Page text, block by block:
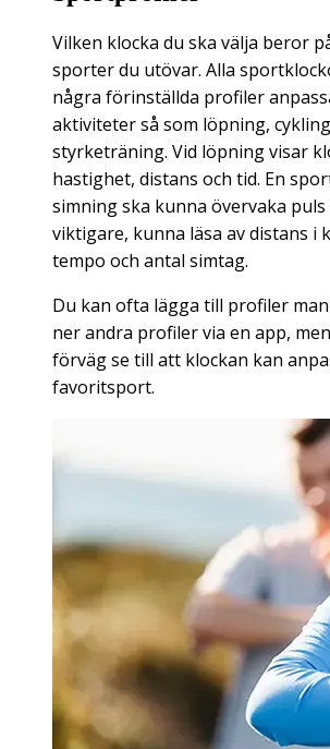
Vilken klocka du ska välja beror
sporter du utövar. Alla
några förinställda profiler
aktiviteter så som löpning,
styrketräning. Vid löpning visar
hastighet, distans och tid. En
simning ska kunna övervaka puls
viktigare, kunna läsa av distans i
tempo och antal simtag.
Du kan ofta lägga till profiler
ner andra profiler via en app,
förväg se till att klockan kan
favoritsport.